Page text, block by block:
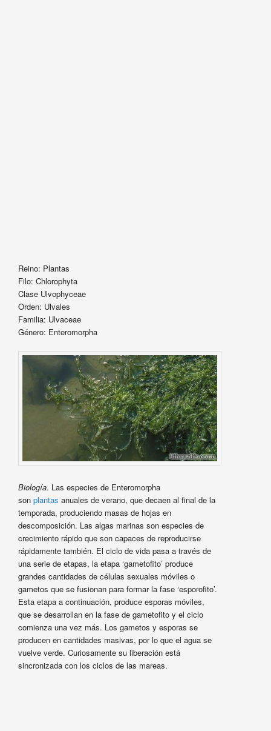
Reino: Plantas
Filo: Chlorophyta
Clase Ulvophyceae
Orden: Ulvales
Familia: Ulvaceae
Género: Enteromorpha
Biología. Las especies de Enteromorpha
son plantas anuales de verano, que decaen al final de la
temporada, produciendo masas de hojas en
descomposición. Las algas marinas son especies de
crecimiento rápido que son capaces de reproducirse
rápidamente también. El ciclo de vida pasa a través de
una serie de etapas, la etapa ‘gametofito’ produce
grandes cantidades de células sexuales móviles o
gametos que se fusionan para formar la fase ‘esporofito’.
Esta etapa a continuación, produce esporas móviles,
que se desarrollan en la fase de gametofito y el ciclo
comienza una vez más. Los gametos y esporas se
producen en cantidades masivas, por lo que el agua se
vuelve verde. Curiosamente su liberación está
sincronizada con los ciclos de las mareas.